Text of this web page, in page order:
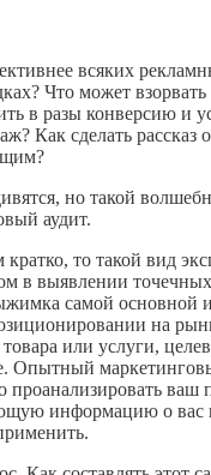
всяких
Что может
в разы конверсию и
Как сделать рассказ
но такой
аудит.
кратко, то такой вид
в выявлении точечных
самой основной
на
или услуги,
Опытный
проанализировать ваш
информацию о вас